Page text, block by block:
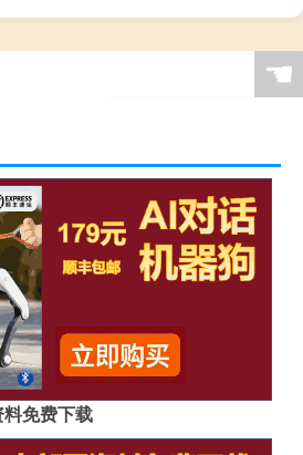
☚
免费下载